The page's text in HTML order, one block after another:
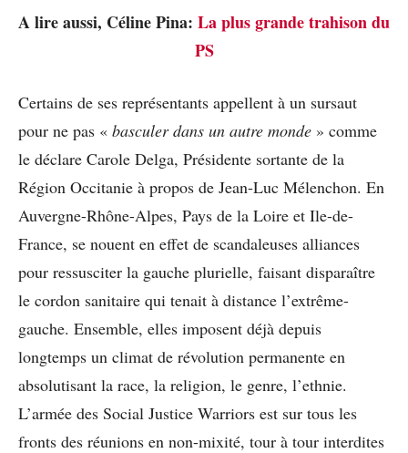
A lire aussi, Céline Pina: La plus grande trahison du
PS
Certains de ses représentants appellent à un sursaut
pour ne pas « basculer dans un autre monde » comme
le déclare Carole Delga, Présidente sortante de la
Région Occitanie à propos de Jean-Luc Mélenchon. En
Auvergne-Rhône-Alpes, Pays de la Loire et Ile-de-
France, se nouent en effet de scandaleuses alliances
pour ressusciter la gauche plurielle, faisant disparaître
le cordon sanitaire qui tenait à distance l’extrême-
gauche. Ensemble, elles imposent déjà depuis
longtemps un climat de révolution permanente en
absolutisant la race, la religion, le genre, l’ethnie.
L’armée des Social Justice Warriors est sur tous les
fronts des réunions en non-mixité, tour à tour interdites